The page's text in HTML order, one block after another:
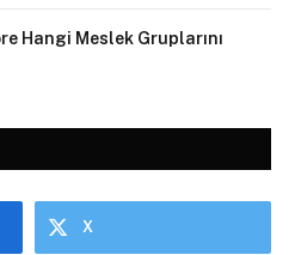
Hangi Meslek Gruplarını
X